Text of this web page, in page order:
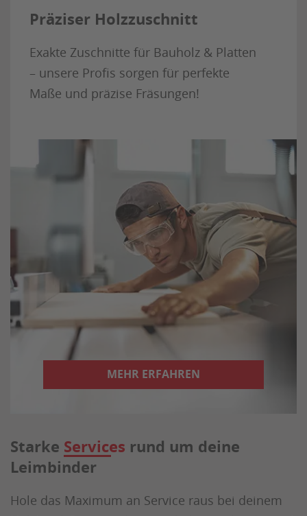
Präziser Holzzuschnitt
Exakte Zuschnitte für Bauholz & Platten
– unsere Profis sorgen für perfekte
Maße und präzise Fräsungen!
MEHR ERFAHREN
Starke Services rund um deine
Leimbinder
Hole das Maximum an Service raus bei deinem